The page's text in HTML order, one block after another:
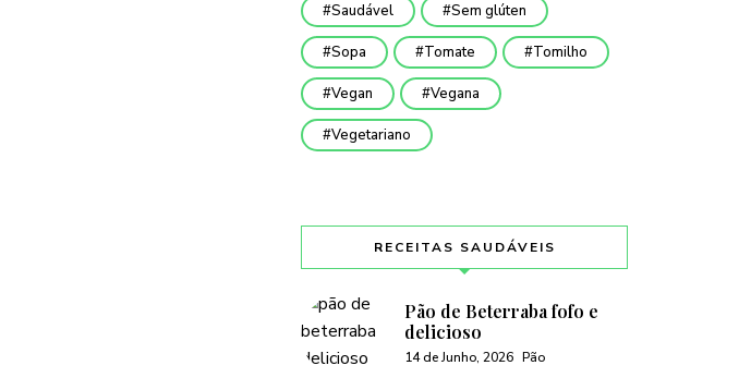
Saudável Sem glúten
Sopa Tomate Tomilho
Vegan Vegana
Vegetariano
RECEITAS SAUDÁVEIS
Pão de Beterraba fofo e
delicioso
14 de Junho, 2026 Pão